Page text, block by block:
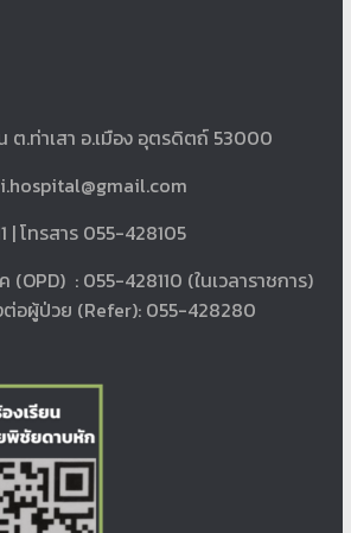
ต.ท่าเสา อ.เมือง อุตรดิตถ์ 53000
| โทรสาร 055-428105
: 055-428110 (ในเวลาราชการ)
อผู้ป่วย (Refer): 055-428280